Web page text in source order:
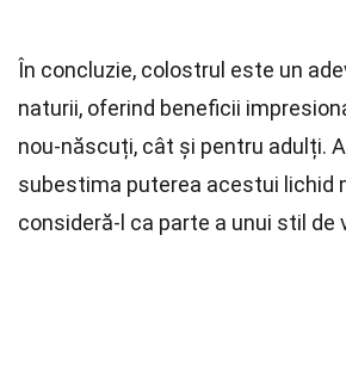
În concluzie, colostrul este un
naturii, oferind beneficii
nou-născuți, cât și pentru adulți.
subestima puterea acestui lichid
consideră-l ca parte a unui stil de